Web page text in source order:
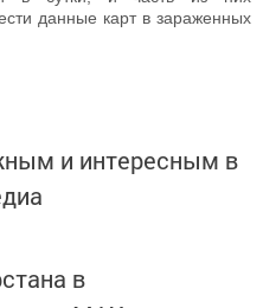
данные карт в зараженных
и интересным в
в